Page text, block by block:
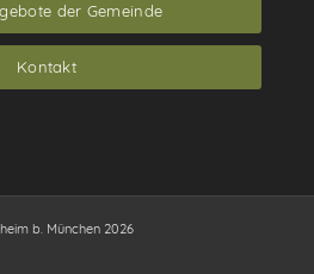
der Gemeinde
Kontakt
b. München 2026